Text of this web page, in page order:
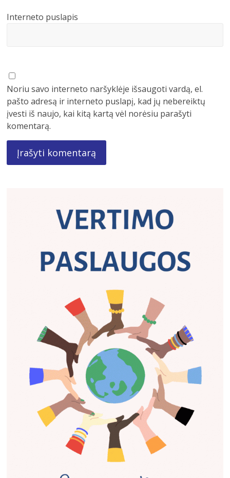
Interneto puslapis
Noriu savo interneto naršyklėje išsaugoti vardą, el.
pašto adresą ir interneto puslapį, kad jų nebereiktų
įvesti iš naujo, kai kitą kartą vėl norėsiu parašyti
komentarą.